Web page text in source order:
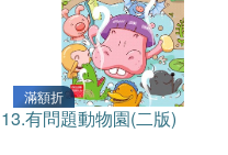
滿額折
13.有問題動物園(二版)